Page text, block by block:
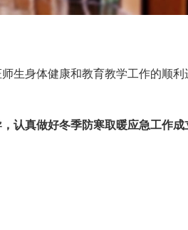
身体健康和教育教学工作的顺利
真做好冬季防寒取暖应急工作成